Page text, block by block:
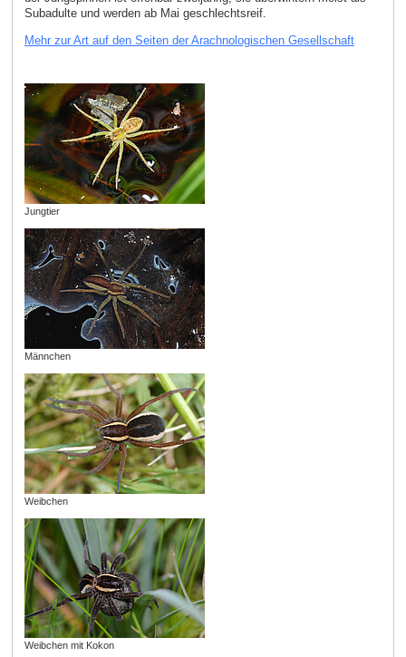
Subadulte und werden ab Mai geschlechtsreif.
Mehr zur Art auf den Seiten der Arachnologischen Gesellschaft
Jungtier
Männchen
Weibchen
Weibchen mit Kokon